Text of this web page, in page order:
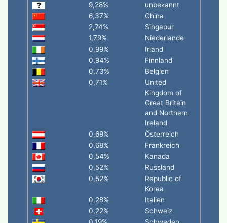
9,28%
unbekannt
6,37%
China
2,74%
Singapur
1,79%
Niederlande
0,99%
Irland
0,94%
Finnland
0,73%
Belgien
0,71%
United
Kingdom of
Great Britain
and Northern
Ireland
0,69%
Österreich
0,68%
Frankreich
0,54%
Kanada
0,52%
Russland
0,52%
Republic of
Korea
0,28%
Italien
0,22%
Schweiz